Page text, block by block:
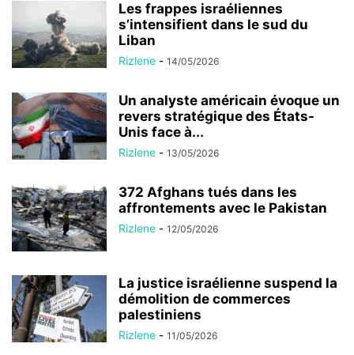
Les frappes israéliennes
s’intensifient dans le sud du
Liban
Rizlene - 14/05/2026
Un analyste américain évoque un
revers stratégique des États-
Unis face à...
Rizlene - 13/05/2026
372 Afghans tués dans les
affrontements avec le Pakistan
Rizlene - 12/05/2026
La justice israélienne suspend la
démolition de commerces
palestiniens
Rizlene - 11/05/2026